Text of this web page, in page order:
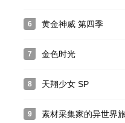
6 黄金神威 第四季
7 金色时光
8 天翔少女 SP
9 素材采集家的异世界